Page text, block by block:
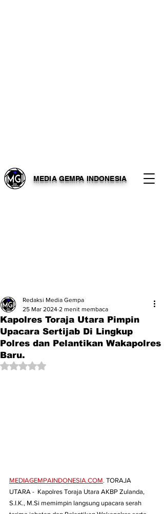
MEDIA GEMPA INDONESIA
Kapolres Toraja Utara Pimpin
Upacara Sertijab Di Lingkup
Polres dan Pelantikan Wakapolres
Baru.
Redaksi Media Gempa
25 Mar 2024 2 menit membaca
Dinilai NaN dari 5 bintang.
MEDIAGEMPAINDONESIA.COM. TORAJA
UTARA -  Kapolres Toraja Utara AKBP Zulanda,
S.I.K., M.Si memimpin langsung upacara serah